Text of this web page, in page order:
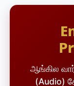
ஆங்கில
(Audio)